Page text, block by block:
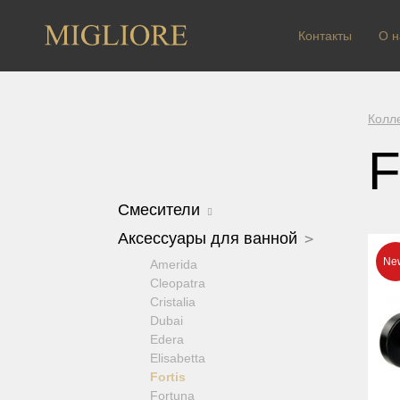
Контакты О
Смесители
Arcadia
Bomond
Cristalia Crystal
Dallas
Ermitage
Ermitage Mini
Fortis OLD
Fortis New
Аксессуары для ванной
Amerida
Cleopatra
Cristalia
Dubai
Edera
Elisabetta
Fortis
Fortuna